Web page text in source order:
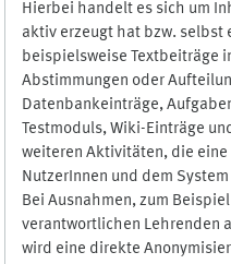
Hierbei handelt es sich um
aktiv erzeugt hat bzw. selbst
beispielsweise Textbeiträge
Abstimmungen oder
Datenbankeinträge,
Testmoduls, Wiki-Einträge
weiteren Aktivitäten, die
NutzerInnen und dem
Bei Ausnahmen, zum
verantwortlichen Lehrenden
wird eine direkte